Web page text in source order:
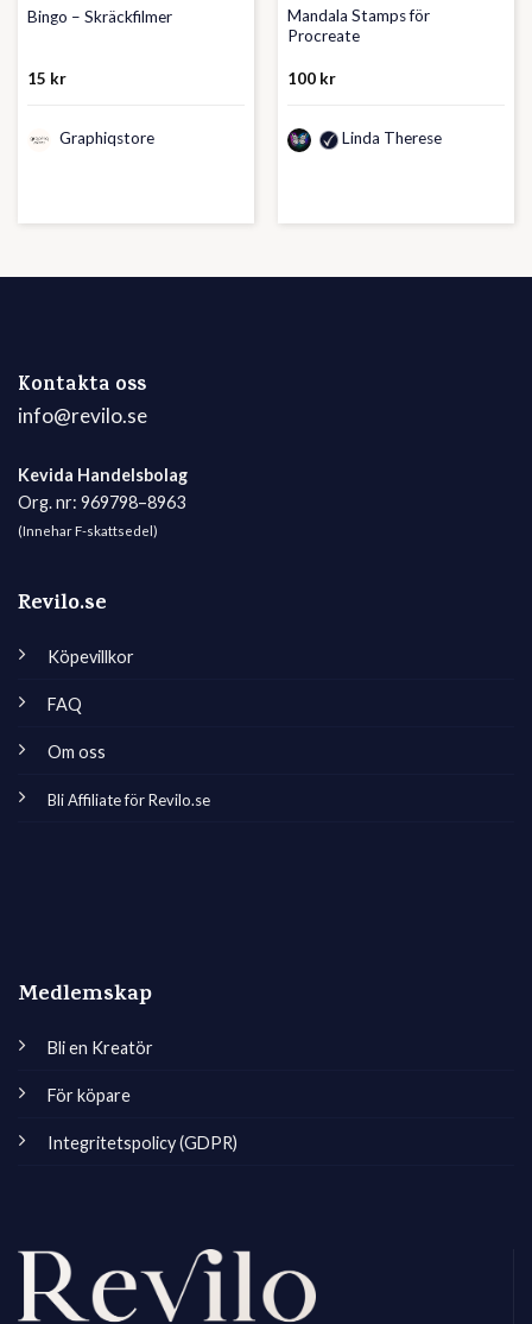
Bingo – Skräckfilmer
15 kr
Graphiqstore
Mandala Stamps för
Procreate
100 kr
Linda Therese
Kontakta oss
info@revilo.se
Kevida Handelsbolag
Org. nr: 969798–8963
(Innehar F-skattsedel)
Revilo.se
Köpevillkor
FAQ
Om oss
Bli Affiliate för Revilo.se
Medlemskap
Bli en Kreatör
För köpare
Integritetspolicy (GDPR)